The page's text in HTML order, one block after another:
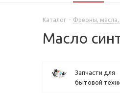
Каталог - Фреоны, масла,
Масло
Запчасти для
бытовой